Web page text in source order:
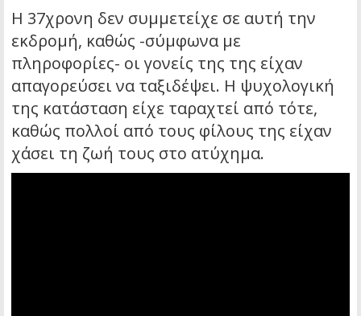
Η 37χρονη δεν συμμετείχε σε αυτή την
εκδρομή, καθώς -σύμφωνα με
πληροφορίες- οι γονείς της της είχαν
απαγορεύσει να ταξιδέψει. Η ψυχολογική
της κατάσταση είχε ταραχτεί από τότε,
καθώς πολλοί από τους φίλους της είχαν
χάσει τη ζωή τους στο ατύχημα.